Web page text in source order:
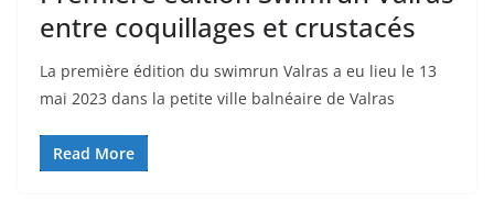
entre coquillages et crustacés
La première édition du swimrun Valras a eu lieu le 13
mai 2023 dans la petite ville balnéaire de Valras
Read More